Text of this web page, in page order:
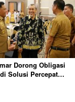
Dorong Obligasi
Solusi Percepat